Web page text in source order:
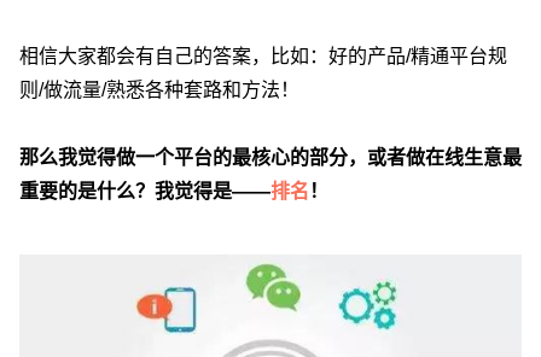
相信大家都会有自己的答案，比如：好的产品/精通平台规
则/做流量/熟悉各种套路和方法！
那么我觉得做一个平台的最核心的部分，或者做在线生意最
重要的是什么？我觉得是——排名 ！